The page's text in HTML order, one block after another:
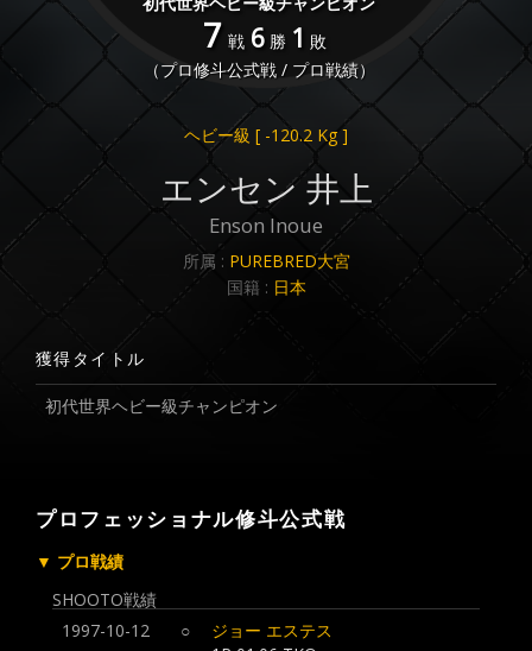
7 戦 6 勝 1 敗
（プロ修斗公式戦 / プロ戦績）
ヘビー級 [ -120.2 Kg ]
エンセン 井上
Enson Inoue
所属 : PUREBRED大宮
国籍 : 日本
獲得タイトル
初代世界ヘビー級チャンピオン
プロフェッショナル修斗公式戦
▼ プロ戦績
SHOOTO戦績
1997-10-12
○
ジョー エステス